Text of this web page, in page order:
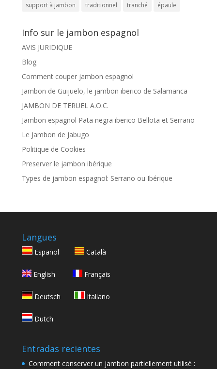
support à jambon
traditionnel tranché épaule
Info sur le jambon espagnol
AVIS JURIDIQUE
Blog
Comment couper jambon espagnol
Jambon de Guijuelo, le jambon iberico de Salamanca
JAMBON DE TERUEL A.O.C.
Jambon espagnol Pata negra iberico Bellota et Serrano
Le Jambon de Jabugo
Politique de Cookies
Preserver le jambon ibérique
Types de jambon espagnol: Serrano ou Ibérique
Langues
Español Català
English Français
Deutsch Italiano
Dutch
Entradas recientes
Comment conserver un jambon partiellement utilisé :